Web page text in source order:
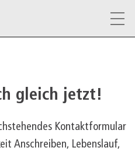
gleich jetzt!
Kontaktformular
Anschreiben, Lebenslauf,